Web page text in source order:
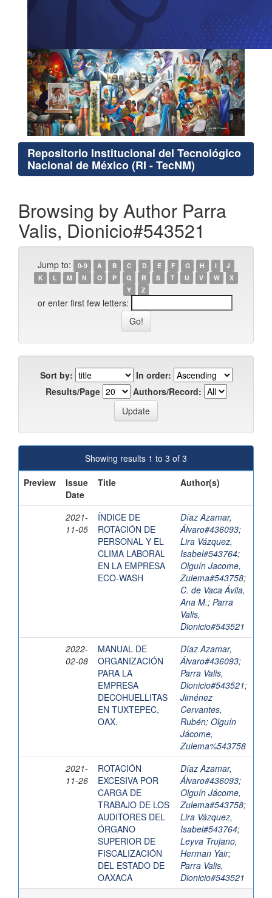
Repositorio Institucional del Tecnológico
Nacional de México (RI - TecNM)
Browsing by Author Parra
Valis, Dionicio#543521
Jump to: 0-9 A B C D E F G H I
J
K
L M N O P Q R S T U V W
X
Y
Z
or enter first few letters:
Sort by:
In order:
Results/Page
Authors/Record:
Showing results 1 to 3 of 3
Preview
Issue
Date
Title Author(s)
2021-
11-05
ÍNDICE DE
ROTACIÓN DE
PERSONAL Y EL
CLIMA LABORAL
EN LA EMPRESA
ECO-WASH
Díaz Azamar,
Álvaro#436093;
Lira Vázquez,
Isabel#543764;
Olguín Jacome,
Zulema#543758;
C. de Vaca Ávila,
Ana M.; Parra
Valis,
Dionicio#543521
2022-
02-08
MANUAL DE
ORGANIZACIÓN
PARA LA
EMPRESA
DECOHUELLITAS
EN TUXTEPEC,
OAX.
Díaz Azamar,
Álvaro#436093;
Parra Valis,
Dionicio#543521;
Jiménez
Cervantes,
Rubén; Olguín
Jácome,
Zulema%543758
2021-
11-26
ROTACIÓN
EXCESIVA POR
CARGA DE
TRABAJO DE LOS
AUDITORES DEL
ÓRGANO
SUPERIOR DE
FISCALIZACIÓN
DEL ESTADO DE
OAXACA
Díaz Azamar,
Álvaro#436093;
Olguín Jácome,
Zulema#543758;
Lira Vázquez,
Isabel#543764;
Leyva Trujano,
Herman Yair;
Parra Valis,
Dionicio#543521